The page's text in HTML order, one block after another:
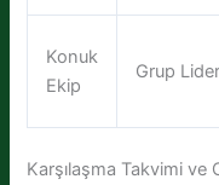
Konuk
Ekip
Grup
Karşılaşma Takvimi ve